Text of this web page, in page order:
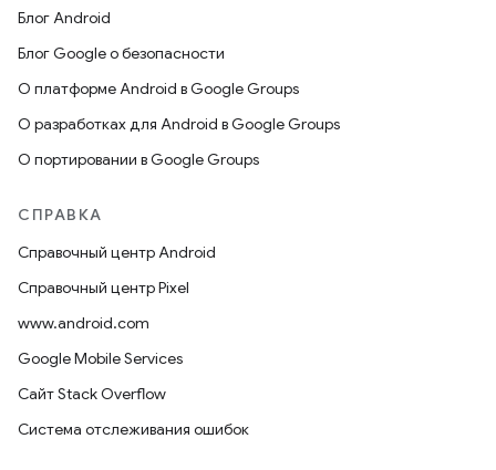
Блог Android
Блог Google о безопасности
О платформе Android в Google Groups
О разработках для Android в Google Groups
О портировании в Google Groups
СПРАВКА
Справочный центр Android
Справочный центр Pixel
www.android.com
Google Mobile Services
Сайт Stack Overflow
Система отслеживания ошибок